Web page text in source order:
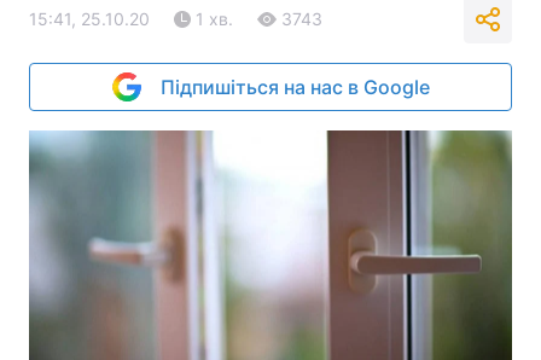
15:41, 25.10.20 1 хв. 3743
Підпишіться на нас в Google